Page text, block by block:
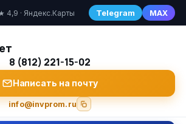
4,9 · Яндекс.Карты Telegram MAX
8 (812) 221-15-02
Написать на почту
info@invprom.ru